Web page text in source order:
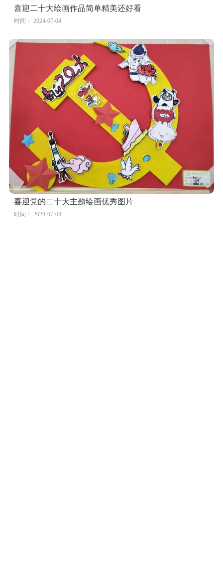
喜迎二十大绘画作品简单精美还好看
时间： 2024-07-04
喜迎党的二十大主题绘画优秀图片
时间： 2024-07-04